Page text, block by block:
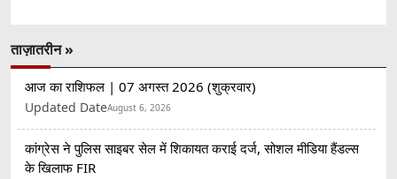
ताज़ातरीन »
आज का राशिफल | 07 अगस्त 2026 (शुक्रवार)
Updated DateAugust 6, 2026
कांग्रेस ने पुलिस साइबर सेल में शिकायत कराई दर्ज, सोशल मीडिया हैंडल्स
के खिलाफ FIR